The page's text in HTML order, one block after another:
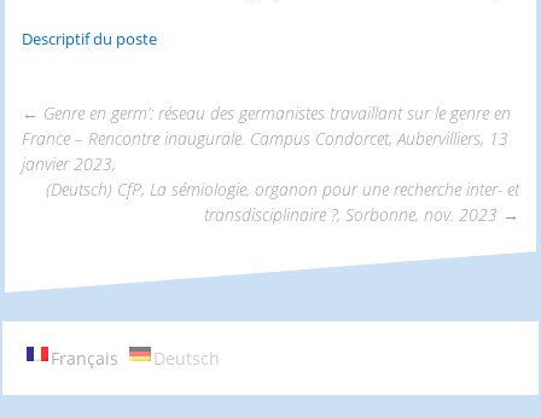
Descriptif du poste
Navigation
articles
← Genre en germ’: réseau des germanistes travaillant sur le genre en
France – Rencontre inaugurale. Campus Condorcet, Aubervilliers, 13
janvier 2023,
(Deutsch) CfP, La sémiologie, organon pour une recherche inter- et
transdisciplinaire ?, Sorbonne, nov. 2023 →
Français Deutsch